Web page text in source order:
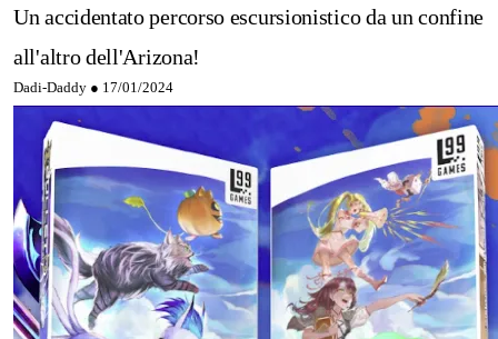
Un accidentato percorso escursionistico da un confine
all'altro dell'Arizona!
Dadi-Daddy ● 17/01/2024